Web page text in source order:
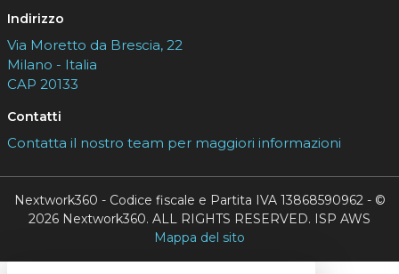
Indirizzo
Via Moretto da Brescia, 22
Milano - Italia
CAP 20133
Contatti
Contatta il nostro team per maggiori informazioni
Nextwork360 - Codice fiscale e Partita IVA 13868590962 - ©
2026 Nextwork360. ALL RIGHTS RESERVED. ISP AWS
Mappa del sito